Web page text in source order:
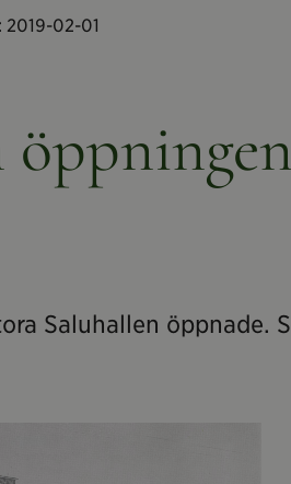
2019-02-01
Saluhallen öppnade.